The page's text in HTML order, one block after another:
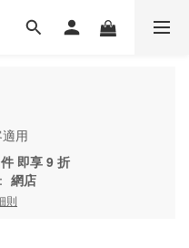
用
即享 9 折
網店
則